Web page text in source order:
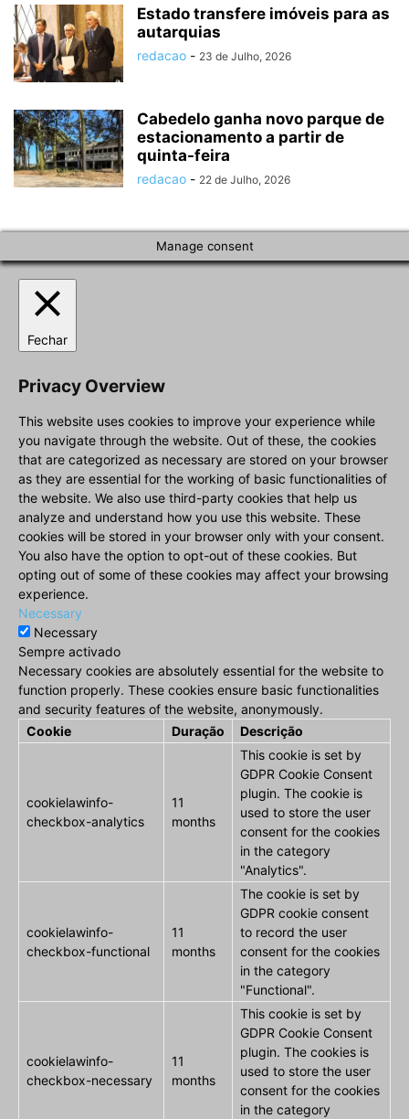
Estado transfere imóveis para as
autarquias
redacao - 23 de Julho, 2026
Cabedelo ganha novo parque de
estacionamento a partir de
quinta-feira
redacao - 22 de Julho, 2026
Manage consent
Fechar
Privacy Overview
This website uses cookies to improve your experience while
you navigate through the website. Out of these, the cookies
that are categorized as necessary are stored on your browser
as they are essential for the working of basic functionalities of
the website. We also use third-party cookies that help us
analyze and understand how you use this website. These
cookies will be stored in your browser only with your consent.
You also have the option to opt-out of these cookies. But
opting out of some of these cookies may affect your browsing
experience.
Necessary
Necessary
Sempre activado
Necessary cookies are absolutely essential for the website to
function properly. These cookies ensure basic functionalities
and security features of the website, anonymously.
Cookie
Duração Descrição
cookielawinfo-
checkbox-analytics
11
months
This cookie is set by
GDPR Cookie Consent
plugin. The cookie is
used to store the user
consent for the cookies
in the category
"Analytics".
cookielawinfo-
checkbox-functional
11
months
The cookie is set by
GDPR cookie consent
to record the user
consent for the cookies
in the category
"Functional".
cookielawinfo-
checkbox-necessary
11
months
This cookie is set by
GDPR Cookie Consent
plugin. The cookies is
used to store the user
consent for the cookies
in the category